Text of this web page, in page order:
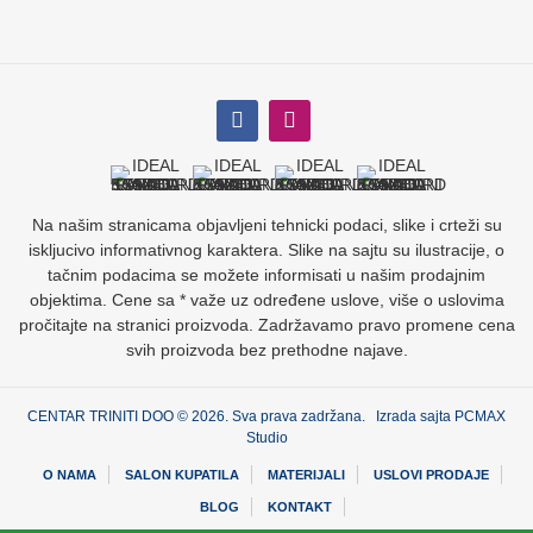
Na našim stranicama objavljeni tehnicki podaci, slike i crteži su
iskljucivo informativnog karaktera. Slike na sajtu su ilustracije, o
tačnim podacima se možete informisati u našim prodajnim
objektima. Cene sa * važe uz određene uslove, više o uslovima
pročitajte na stranici proizvoda. Zadržavamo pravo promene cena
svih proizvoda bez prethodne najave.
CENTAR TRINITI DOO © 2026. Sva prava zadržana. Izrada sajta PCMAX
Studio
O NAMA SALON KUPATILA MATERIJALI USLOVI PRODAJE
BLOG KONTAKT